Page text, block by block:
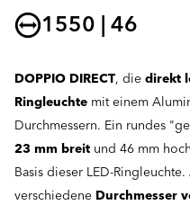
1550 | 46
DOPPIO DIRECT, die direkt
Ringleuchte mit einem
Durchmessern. Ein rundes
23 mm breit und 46 mm
Basis dieser LED-
verschiedene Durchmesser